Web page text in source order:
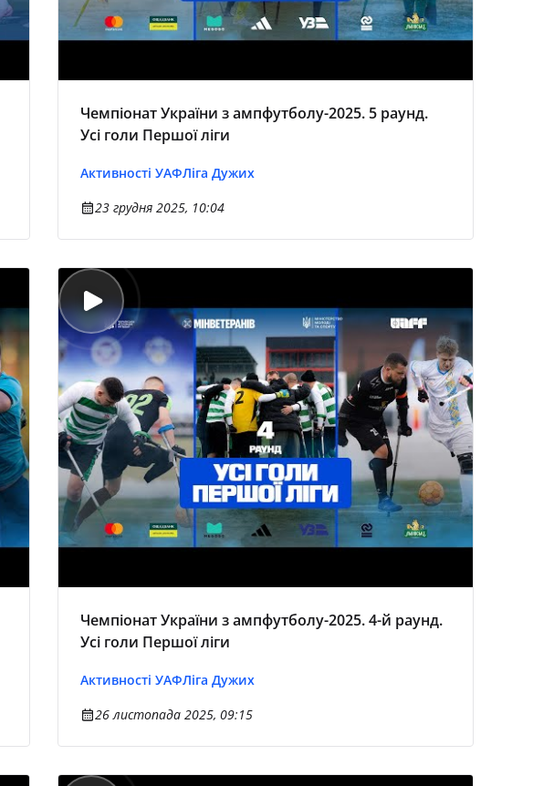
Чемпіонат України з ампфутболу-2025. 5 раунд.
Усі голи Першої ліги
Активності УАФЛіга Дужих
23 грудня 2025, 10:04
Чемпіонат України з ампфутболу-2025. 4-й раунд.
Усі голи Першої ліги
Активності УАФЛіга Дужих
26 листопада 2025, 09:15